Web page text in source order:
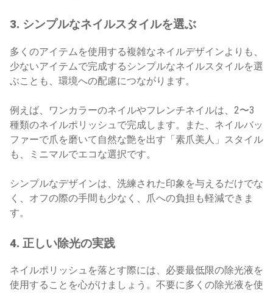
3. シンプルなネイルスタイルを選ぶ
多くのアイテムを使用する複雑なネイルデザインよりも、
少ないアイテムで完成するシンプルなネイルスタイルを選
ぶことも、環境への配慮につながります。
例えば、ワンカラーのネイルやフレンチネイルは、2〜3
種類のネイルポリッシュで完成します。また、ネイルバッ
ファーで爪を磨いて自然な艶を出す「素爪美人」スタイル
も、ミニマルでエコな選択です。
シンプルなデザインは、洗練された印象を与えるだけでな
く、オフの際の手間も少なく、爪への負担も軽減できま
す。
4. 正しい除光の実践
ネイルポリッシュを落とす際には、必要最低限の除光液を
使用することを心がけましょう。不要に多くの除光液を使